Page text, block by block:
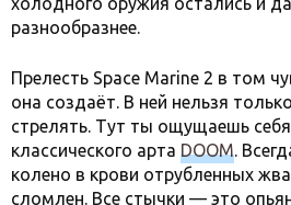
разнообразнее.
Прелесть Space Marine 2 в том
она создаёт. В ней нельзя
стрелять. Тут ты ощущаешь
классического арта DOOM.
колено в крови отрубленных
сломлен. Все стычки — это